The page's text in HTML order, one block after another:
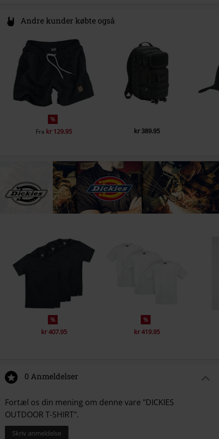
Andre kunder købte også
%
Fra kr 129.95 kr 389.95
%
kr 407.95
%
kr 419.95
0 Anmeldelser
Fortæl os din mening om denne vare "DICKIES
OUTDOOR T-SHIRT".
Skriv anmeldelse